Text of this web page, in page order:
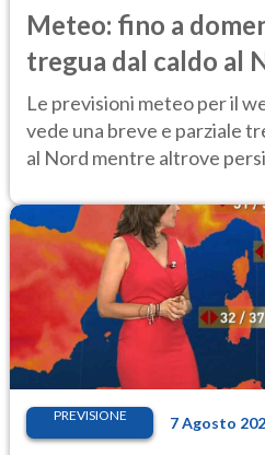
Meteo: fino a
tregua dal caldo al
calura e afa
Le previsioni meteo per il
vede una breve e parziale
al Nord mentre altrove
PREVISIONE 7 Agosto